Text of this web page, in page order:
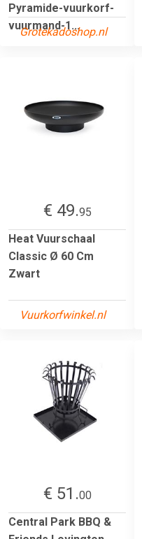
Pyramide-vuurkorf-
vuurmand-1...
Grotekadoshop.nl
€ 49.95
Heat Vuurschaal
Classic Ø 60 Cm
Zwart
Vuurkorfwinkel.nl
€ 51.00
Central Park BBQ &